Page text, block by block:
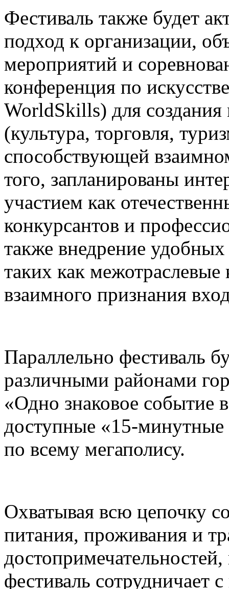
Фестиваль также будет
подход к организации,
мероприятий и
конференция по
WorldSkills) для
(культура, торговля,
способствующей
того, запланированы
участием как
конкурсантов и
также внедрение
таких как
взаимного признания
Параллельно фестиваль
различными районами
«Одно знаковое событие
доступные «15-минутные
по всему мегаполису.
Охватывая всю цепочку
питания, проживания и
фестиваль сотрудничает